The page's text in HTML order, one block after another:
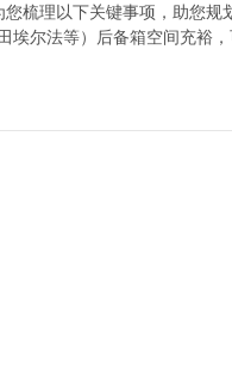
梳理以下关键事项，助您规
埃尔法等）后备箱空间充裕